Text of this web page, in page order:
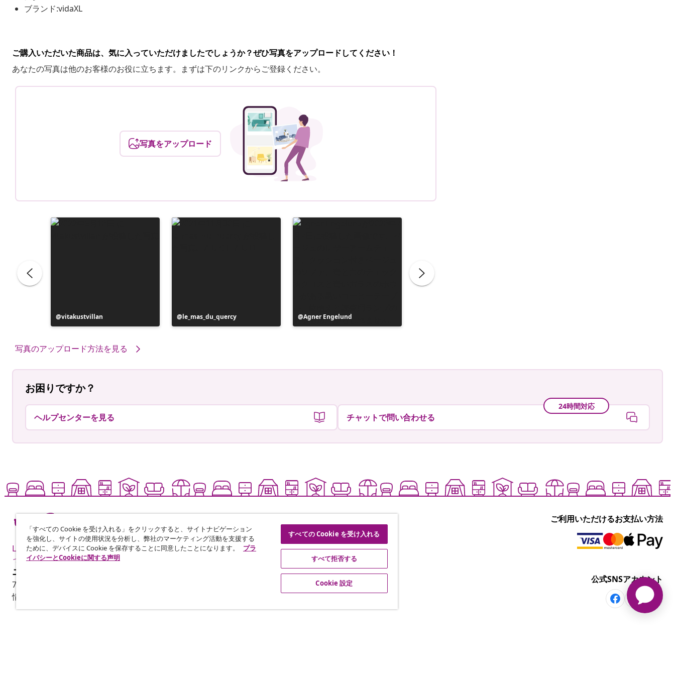
ブランド:vidaXL
ご購入いただいた商品は、気に入っていただけましたでしょうか？ぜひ写真をアップロードしてください！
あなたの写真は他のお客様のお役に立ちます。まずは下のリンクからご登録ください。
写真をアップロード
投
稿
vitakustvillan
投
稿
le_mas_du_quercy
投
稿
Agner Engelund
写真のアップロード方法を見る
お困りですか？
ヘルプセンターを見る
24時間対応
チャットで問い合わせる
Live it up for less も
っと手頃に楽しく
ご利用いただけるお支払い方法
ニュースレターに登録する
70万人以上のユーザーと一緒に、vidaXLから毎週のお得な情報や季節限定セール、新着
情報を受け取りましょう。
公式SNSアカウント
「すべての Cookie を受け入れる」をクリックすると、サイトナビゲーション
を強化し、サイトの使用状況を分析し、弊社のマーケティング活動を支援する
ために、デバイスに Cookie を保存することに同意したことになります。
プラ
イバシーとCookieに関する声明
すべての Cookie を受け入れる
すべて拒否する
Cookie 設定